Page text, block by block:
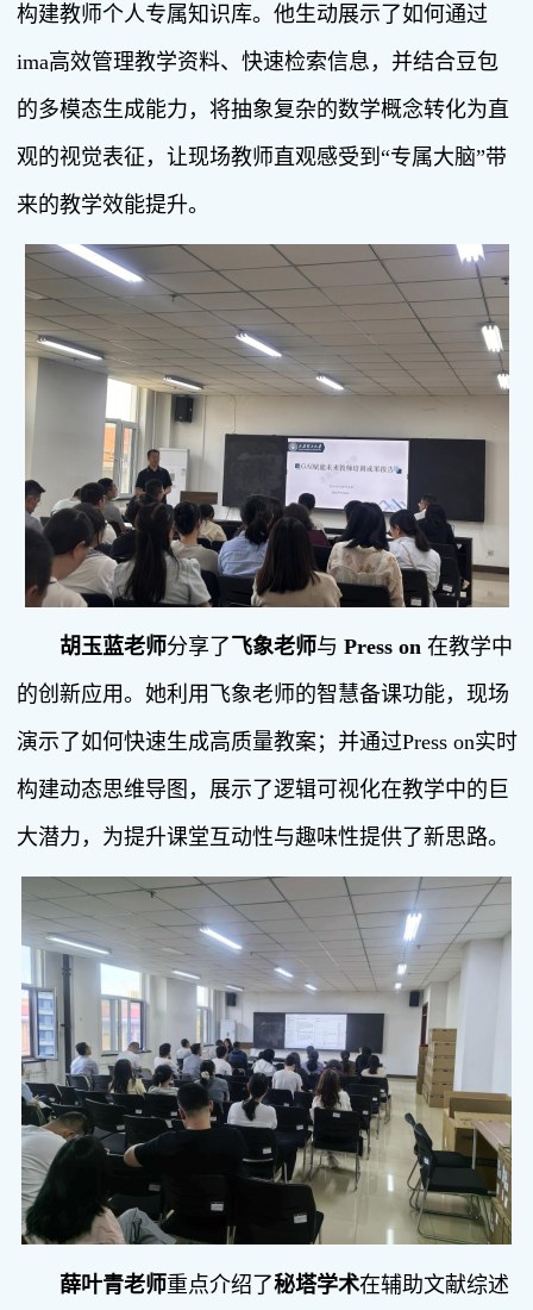
构建教师个人专属知识库。他生动展示了如何通过
ima高效管理教学资料、快速检索信息，并结合豆包
的多模态生成能力，将抽象复杂的数学概念转化为直
观的视觉表征，让现场教师直观感受到“专属大脑”带
来的教学效能提升。
胡玉蓝老师分享了飞象老师与 Press on 在教学中
的创新应用。她利用飞象老师的智慧备课功能，现场
演示了如何快速生成高质量教案；并通过Press on实时
构建动态思维导图，展示了逻辑可视化在教学中的巨
大潜力，为提升课堂互动性与趣味性提供了新思路。
薛叶青老师重点介绍了秘塔学术在辅助文献综述